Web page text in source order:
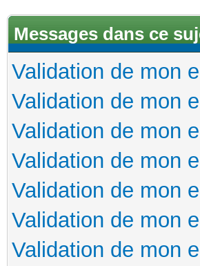
Messages dans ce
Validation de mon
Validation de mon
Validation de mon
Validation de mon
Validation de mon
Validation de mon
Validation de mon